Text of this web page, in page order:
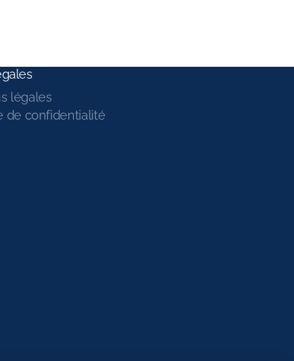
légales
de confidentialité